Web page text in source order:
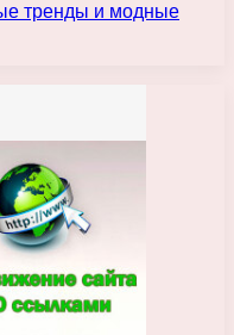
тренды и модные